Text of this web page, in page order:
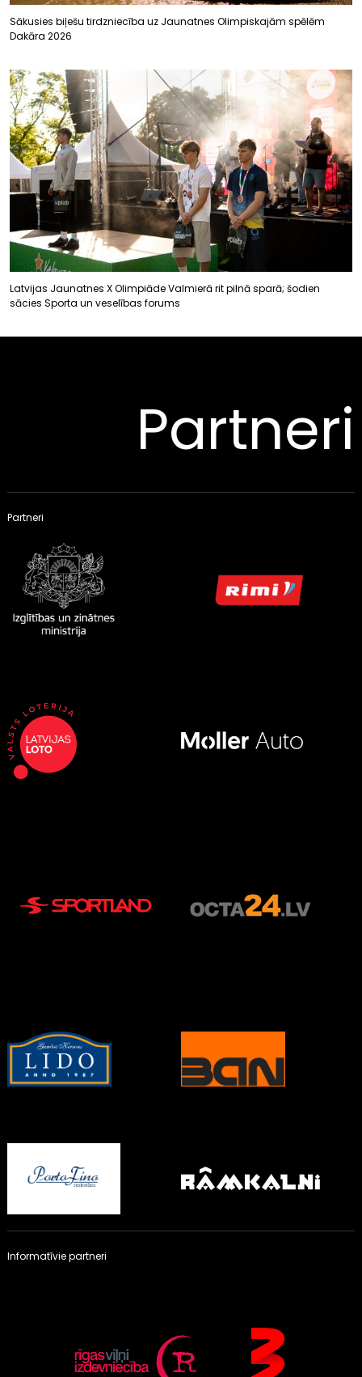
Sākusies biļešu tirdzniecība uz Jaunatnes Olimpiskajām spēlēm
Dakāra 2026
Latvijas Jaunatnes X Olimpiāde Valmierā rit pilnā sparā; šodien
sācies Sporta un veselības forums
Partneri
Partneri
Informatīvie partneri